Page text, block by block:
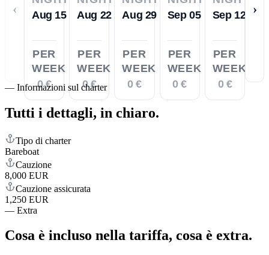
‹
Aug 15
PER
WEEK
0 €
Aug 22
PER
WEEK
0 €
Aug 29
PER
WEEK
0 €
Sep 05
PER
WEEK
0 €
Sep 12
PER
WEEK
0 €
›
— Informazioni sul charter
Tutti i dettagli, in chiaro.
Tipo di charter
Bareboat
Cauzione
8,000 EUR
Cauzione assicurata
1,250 EUR
— Extra
Cosa è incluso nella tariffa, cosa è extra.